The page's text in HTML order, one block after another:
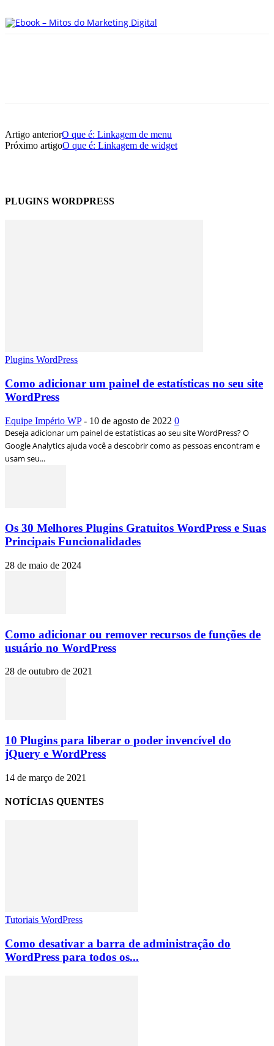
Artigo anteriorO que é: Linkagem de menu
Próximo artigoO que é: Linkagem de widget
PLUGINS WORDPRESS
Plugins WordPress
Como adicionar um painel de estatísticas no seu site
WordPress
Equipe Império WP - 10 de agosto de 2022 0
Deseja adicionar um painel de estatísticas ao seu site WordPress? O
Google Analytics ajuda você a descobrir como as pessoas encontram e
usam seu...
Os 30 Melhores Plugins Gratuitos WordPress e Suas
Principais Funcionalidades
28 de maio de 2024
Como adicionar ou remover recursos de funções de
usuário no WordPress
28 de outubro de 2021
10 Plugins para liberar o poder invencível do
jQuery e WordPress
14 de março de 2021
NOTÍCIAS QUENTES
Tutoriais WordPress
Como desativar a barra de administração do
WordPress para todos os...